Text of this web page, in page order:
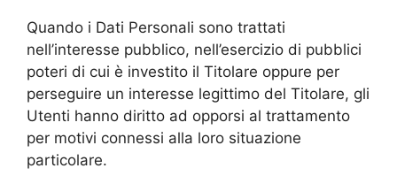
Quando i Dati Personali sono trattati
nell’interesse pubblico, nell’esercizio di pubblici
poteri di cui è investito il Titolare oppure per
perseguire un interesse legittimo del Titolare, gli
Utenti hanno diritto ad opporsi al trattamento
per motivi connessi alla loro situazione
particolare.